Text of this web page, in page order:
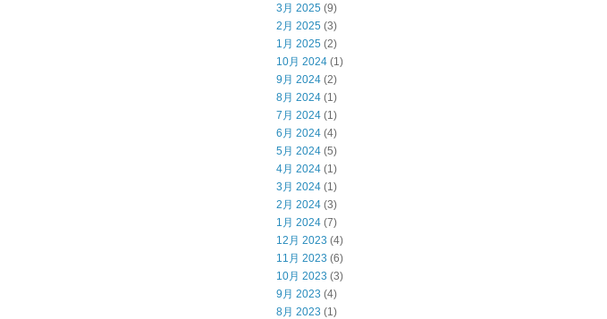
3月 2025 (9)
2月 2025 (3)
1月 2025 (2)
10月 2024 (1)
9月 2024 (2)
8月 2024 (1)
7月 2024 (1)
6月 2024 (4)
5月 2024 (5)
4月 2024 (1)
3月 2024 (1)
2月 2024 (3)
1月 2024 (7)
12月 2023 (4)
11月 2023 (6)
10月 2023 (3)
9月 2023 (4)
8月 2023 (1)